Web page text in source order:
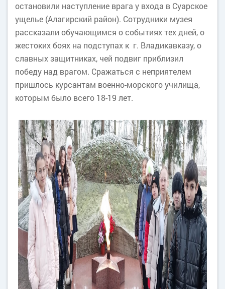
остановили наступление врага у входа в Суарское
ущелье (Алагирский район). Сотрудники музея
рассказали обучающимся о событиях тех дней, о
жестоких боях на подступах к г. Владикавказу, о
славных защитниках, чей подвиг приблизил
победу над врагом. Сражаться с неприятелем
пришлось курсантам военно-морского училища,
которым было всего 18-19 лет.